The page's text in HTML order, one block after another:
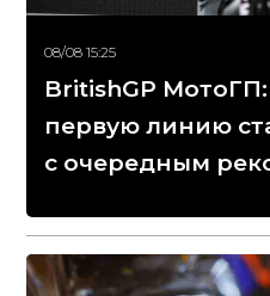
08/08 15:25
BritishGP
первую линию
с очередным